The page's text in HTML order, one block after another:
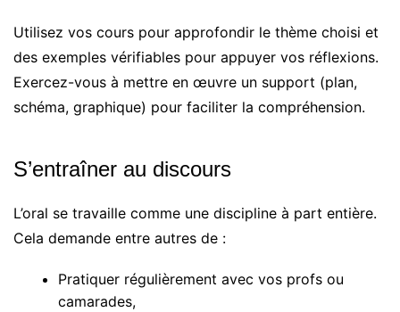
Utilisez vos cours pour approfondir le thème choisi et
des exemples vérifiables pour appuyer vos réflexions.
Exercez-vous à mettre en œuvre un support (plan,
schéma, graphique) pour faciliter la compréhension.
S’entraîner au discours
L’oral se travaille comme une discipline à part entière.
Cela demande entre autres de :
Pratiquer régulièrement avec vos profs ou
camarades,